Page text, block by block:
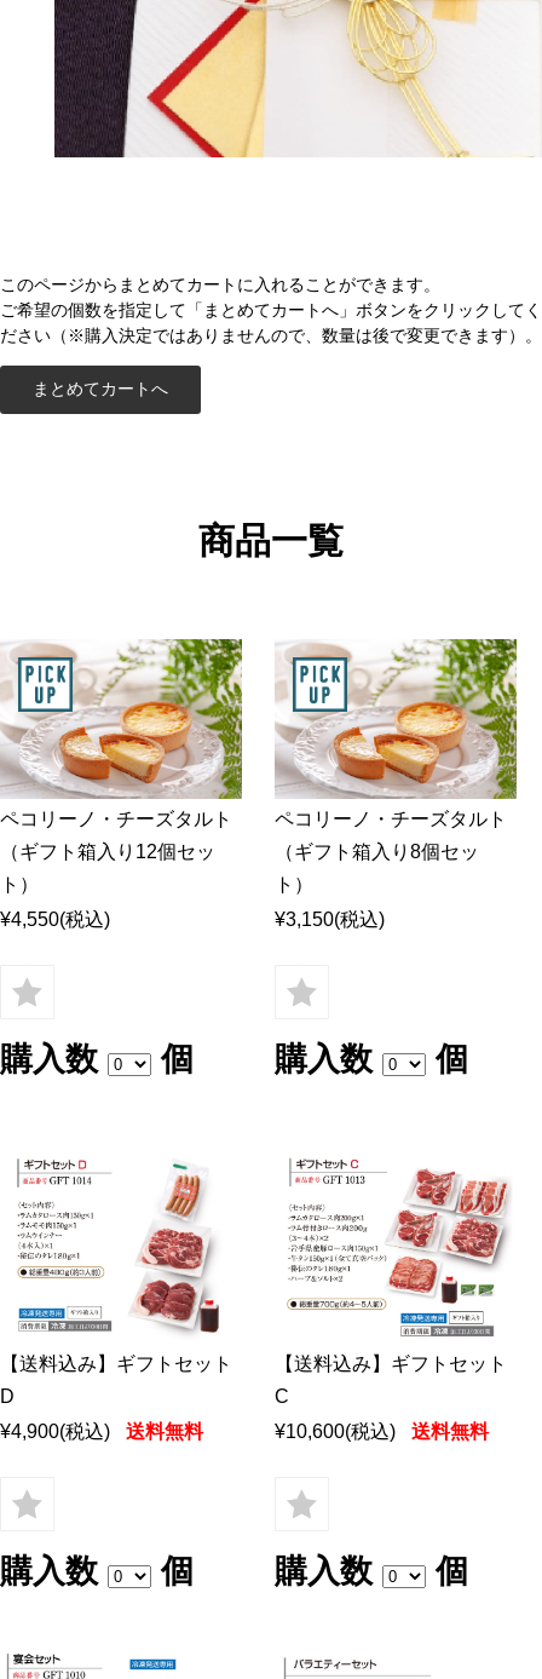
このページからまとめてカートに入れることができます。
ご希望の個数を指定して「まとめてカートへ」ボタンをクリックしてく
ださい（※購入決定ではありませんので、数量は後で変更できます）。
商品一覧
ペコリーノ・チーズタルト
（ギフト箱入り12個セッ
ト）
¥4,550(税込)
購入数 個
ペコリーノ・チーズタルト
（ギフト箱入り8個セッ
ト）
¥3,150(税込)
購入数 個
【送料込み】ギフトセット
D
¥4,900(税込) 送料無料
購入数 個
【送料込み】ギフトセット
C
¥10,600(税込) 送料無料
購入数 個